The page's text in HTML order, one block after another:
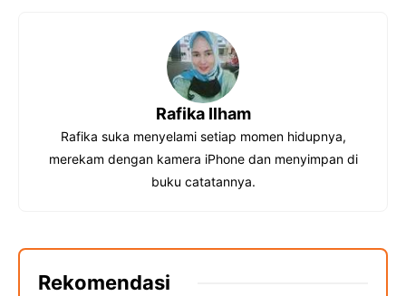
s
t
s
A
p
p
g
r
a
m
Rafika Ilham
Rafika suka menyelami setiap momen hidupnya,
merekam dengan kamera iPhone dan menyimpan di
buku catatannya.
Rekomendasi